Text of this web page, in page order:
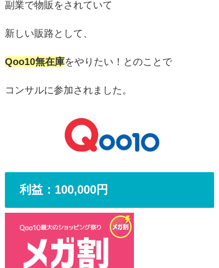
副業で物販をされていて
新しい販路として、
Qoo10無在庫をやりたい！とのことで
コンサルに参加されました。
利益：100,000円